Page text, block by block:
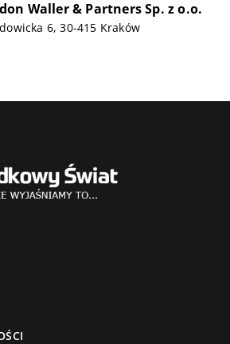
Waller & Partners Sp. z o.o.
6, 30-415 Kraków